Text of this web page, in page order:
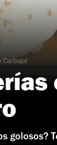
Carbajal
golosos?